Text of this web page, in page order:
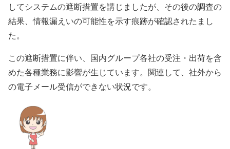
してシステムの遮断措置を講じましたが、その後の調査の
結果、情報漏えいの可能性を示す痕跡が確認されたまし
た。
この遮断措置に伴い、国内グループ各社の受注・出荷を含
めた各種業務に影響が生じています。関連して、社外から
の電子メール受信ができない状況です。